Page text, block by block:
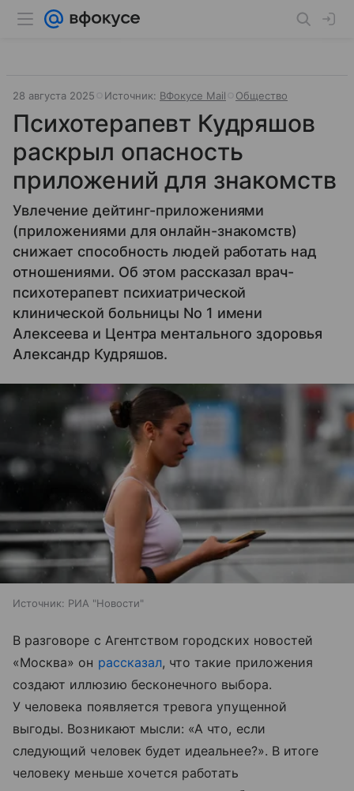
28 августа 2025 Источник: ВФокусе Mail Общество
Психотерапевт Кудряшов
раскрыл опасность
приложений для знакомств
Увлечение дейтинг-приложениями
(приложениями для онлайн-знакомств)
снижает способность людей работать над
отношениями. Об этом рассказал врач-
психотерапевт психиатрической
клинической больницы No 1 имени
Алексеева и Центра ментального здоровья
Александр Кудряшов.
Источник: РИА "Новости"
В разговоре с Агентством городских новостей
«Москва» он рассказал, что такие приложения
создают иллюзию бесконечного выбора.
У человека появляется тревога упущенной
выгоды. Возникают мысли: «А что, если
следующий человек будет идеальнее?». В итоге
человеку меньше хочется работать